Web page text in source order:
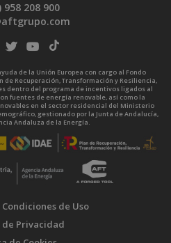
958 208 900
de la Unión Europea con cargo al Fondo
de Recuperación, Transformación y Resiliencia,
dentro del programa de incentivos ligados al
fuentes de energía renovable, así como la
en el sector residencial del Ministerio
gestionado por la Junta de Andalucía,
Andaluza de la Energía.
de Uso
de Privacidad